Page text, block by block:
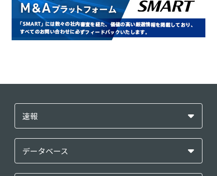
速報
データベース